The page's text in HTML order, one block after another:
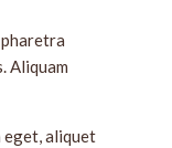
Aliquam
eget, aliquet